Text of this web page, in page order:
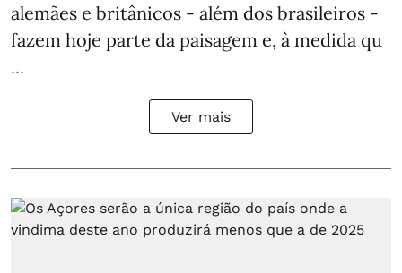
alemães e britânicos - além dos brasileiros -
fazem hoje parte da paisagem e, à medida qu
...
Ver mais